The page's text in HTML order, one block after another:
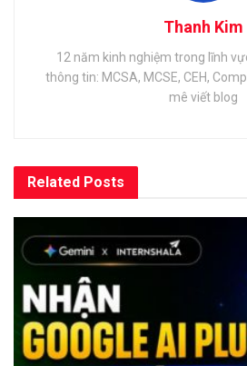
Thanh Kim
12 năm kinh nghiệm trong lĩnh
thông tin: MCSA, MCSE, CEH,
mê viết blog
Related Posts